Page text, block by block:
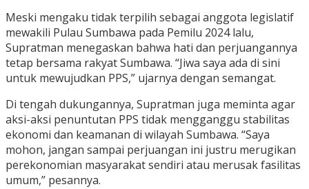
Meski mengaku tidak terpilih sebagai anggota legislatif
mewakili Pulau Sumbawa pada Pemilu 2024 lalu,
Supratman menegaskan bahwa hati dan perjuangannya
tetap bersama rakyat Sumbawa. “Jiwa saya ada di sini
untuk mewujudkan PPS,” ujarnya dengan semangat.
Di tengah dukungannya, Supratman juga meminta agar
aksi-aksi penuntutan PPS tidak mengganggu stabilitas
ekonomi dan keamanan di wilayah Sumbawa. “Saya
mohon, jangan sampai perjuangan ini justru merugikan
perekonomian masyarakat sendiri atau merusak fasilitas
umum,” pesannya.